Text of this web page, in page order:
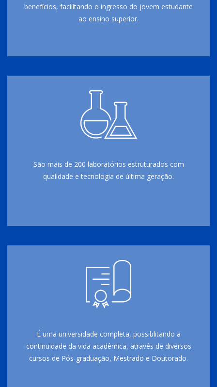
benefícios, facilitando o ingresso do jovem estudante
ao ensino superior.
São mais de 200 laboratórios estruturados com
qualidade e tecnologia de última geração.
É uma universidade completa, possiblitando a
continuidade da vida acadêmica, através de diversos
cursos de Pós-graduação, Mestrado e Doutorado.